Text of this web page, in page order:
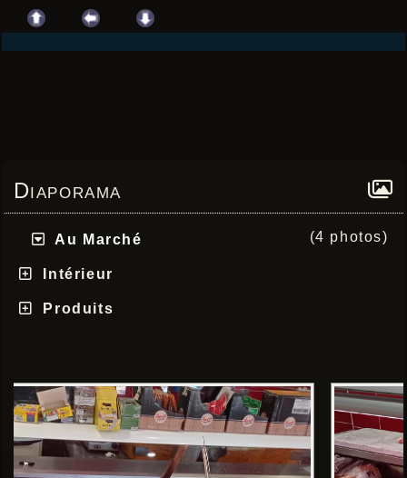
Diaporama
Au Marché (4 photos)
Intérieur
Produits